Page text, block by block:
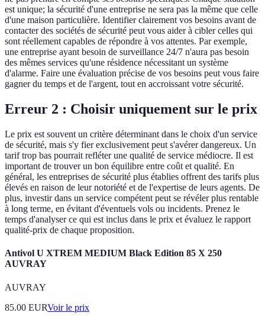
est unique; la sécurité d'une entreprise ne sera pas la même que celle
d'une maison particulière. Identifier clairement vos besoins avant de
contacter des sociétés de sécurité peut vous aider à cibler celles qui
sont réellement capables de répondre à vos attentes. Par exemple,
une entreprise ayant besoin de surveillance 24/7 n'aura pas besoin
des mêmes services qu'une résidence nécessitant un système
d'alarme. Faire une évaluation précise de vos besoins peut vous faire
gagner du temps et de l'argent, tout en accroissant votre sécurité.
Erreur 2 : Choisir uniquement sur le prix
Le prix est souvent un critère déterminant dans le choix d'un service
de sécurité, mais s'y fier exclusivement peut s'avérer dangereux. Un
tarif trop bas pourrait refléter une qualité de service médiocre. Il est
important de trouver un bon équilibre entre coût et qualité. En
général, les entreprises de sécurité plus établies offrent des tarifs plus
élevés en raison de leur notoriété et de l'expertise de leurs agents. De
plus, investir dans un service compétent peut se révéler plus rentable
à long terme, en évitant d'éventuels vols ou incidents. Prenez le
temps d'analyser ce qui est inclus dans le prix et évaluez le rapport
qualité-prix de chaque proposition.
Antivol U XTREM MEDIUM Black Edition 85 X 250
AUVRAY
AUVRAY
85.00 EURVoir le prix